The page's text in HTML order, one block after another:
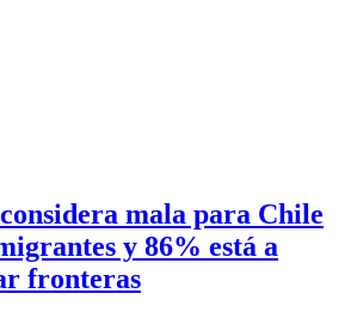
mala para Chile
y 86% está a
fronteras